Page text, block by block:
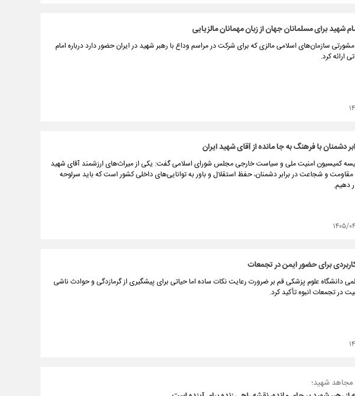
شهید برای مسلمانان جهان از زبان مهمانان مالزیایی
سازمان‌های اسلامی مالزی که برای شرکت در مراسم وداع با رهبر شهید در ایران حضور دارد درباره امام
ارائه کرد.
دشمنان با فرهنگ به جا مانده از آقای شهید ایران
کمیسیون امنیت ملی و سیاست خارجی مجلس شورای اسلامی گفت: یکی از میراث‌های ارزشمند آقای شهید
مقاومت و شجاعت در برابر دشمنان، حفظ استقلال و باور به توانایی‌های داخلی کشور است که باید سرلوحه
دهیم.
۰۴/۱۳
برای حضور ایمن در تجمعات
دانشگاه علوم پزشکی قم بر ضرورت رعایت نکات ساده اما حیاتی برای پیشگیری از گرمازدگی و حوادث ناشی
در تجمعات انبوه تأکید کرد.
مجاهد شهید؛